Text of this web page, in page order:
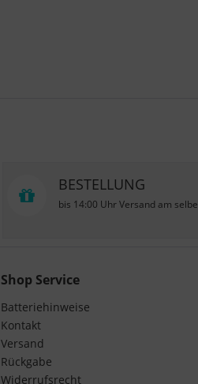
BESTELLUNG
bis 14:00 Uhr Versand am
Shop Service
Batteriehinweise
Kontakt
Versand
Rückgabe
Widerrufsrecht